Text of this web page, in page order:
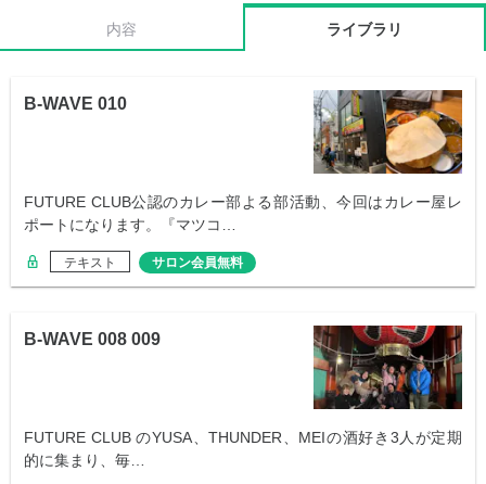
内容 ライブラリ
B-WAVE 010
FUTURE CLUB公認のカレー部よる部活動、今回はカレー屋レ
ポートになります。『マツコ…
テキスト サロン会員無料
B-WAVE 008 009
FUTURE CLUB のYUSA、THUNDER、MEIの酒好き3人が定期
的に集まり、毎…